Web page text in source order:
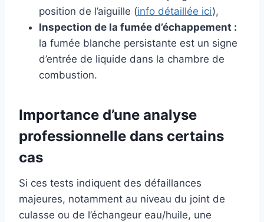
position de l’aiguille (info détaillée ici),
Inspection de la fumée d’échappement :
la fumée blanche persistante est un signe
d’entrée de liquide dans la chambre de
combustion.
Importance d’une analyse
professionnelle dans certains
cas
Si ces tests indiquent des défaillances
majeures, notamment au niveau du joint de
culasse ou de l’échangeur eau/huile, une